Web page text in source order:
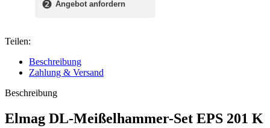
❷ Angebot anfordern
Teilen:
Beschreibung
Zahlung & Versand
Beschreibung
Elmag DL-Meißelhammer-Set EPS 201 K